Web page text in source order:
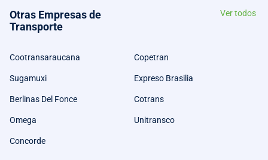
Otras Empresas de
Transporte
Ver todos
Cootransaraucana Copetran
Sugamuxi Expreso Brasilia
Berlinas Del Fonce Cotrans
Omega Unitransco
Concorde